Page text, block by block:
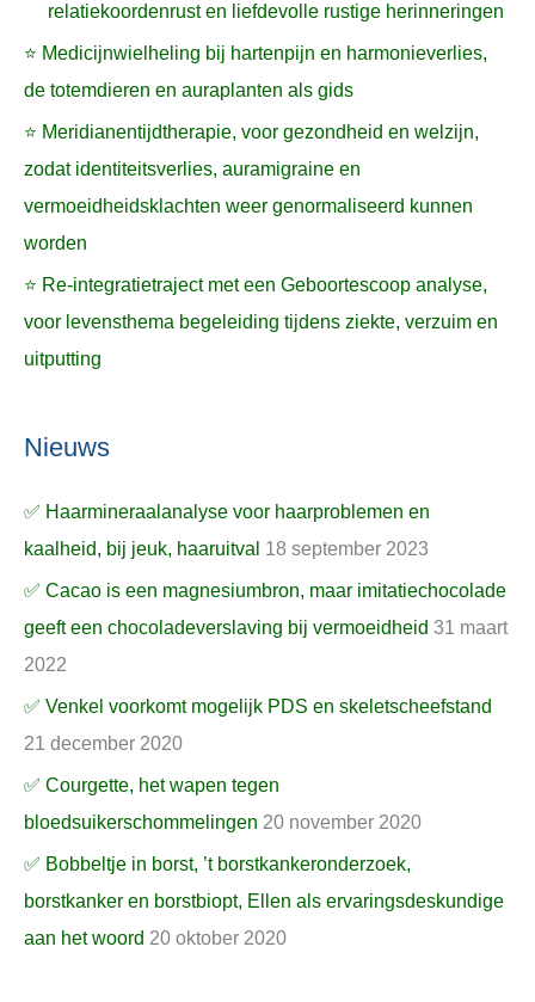
relatiekoordenrust en liefdevolle rustige herinneringen
⭐ Medicijnwielheling bij hartenpijn en harmonieverlies,
de totemdieren en auraplanten als gids
⭐ Meridianentijdtherapie, voor gezondheid en welzijn,
zodat identiteitsverlies, auramigraine en
vermoeidheidsklachten weer genormaliseerd kunnen
worden
⭐ Re-integratietraject met een Geboortescoop analyse,
voor levensthema begeleiding tijdens ziekte, verzuim en
uitputting
Nieuws
✅ Haarmineraalanalyse voor haarproblemen en
kaalheid, bij jeuk, haaruitval 18 september 2023
✅ Cacao is een magnesiumbron, maar imitatiechocolade
geeft een chocoladeverslaving bij vermoeidheid 31 maart
2022
✅ Venkel voorkomt mogelijk PDS en skeletscheefstand
21 december 2020
✅ Courgette, het wapen tegen
bloedsuikerschommelingen 20 november 2020
✅ Bobbeltje in borst, ’t borstkankeronderzoek,
borstkanker en borstbiopt, Ellen als ervaringsdeskundige
aan het woord 20 oktober 2020